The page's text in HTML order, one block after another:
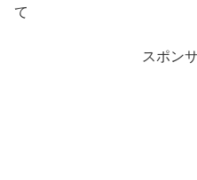
て
スポン